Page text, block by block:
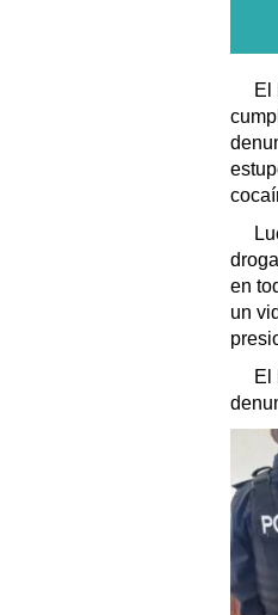
El
en
un
El